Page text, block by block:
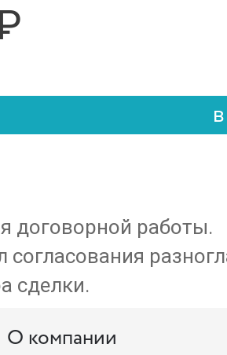
договорной работы.
согласования
сделки.
О компании